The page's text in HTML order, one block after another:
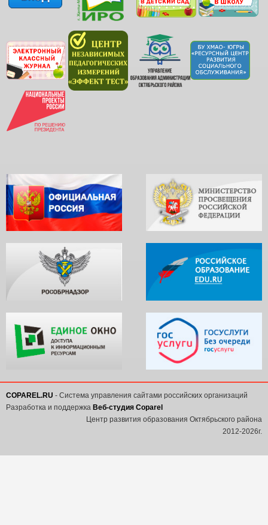
COPAREL.RU - Система управления сайтами российских организаций
Разработка и поддержка Веб-студия Coparel
Центр развития образования Октябрьского района
2012-2026г.